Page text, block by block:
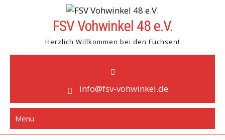
FSV Vohwinkel 48 e.V.
Herzlich Willkommen bei den Füchsen!
info@fsv-vohwinkel.de
Menu